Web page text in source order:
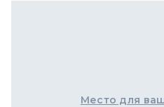
Место для